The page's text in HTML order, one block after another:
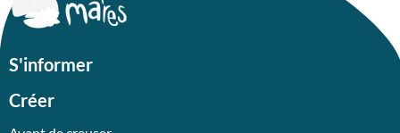
S'informer
Créer